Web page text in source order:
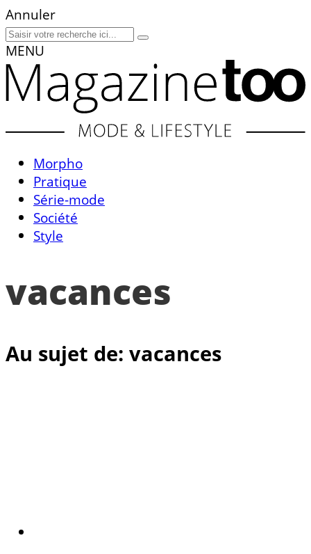
Annuler
MENU
Morpho
Pratique
Série-mode
Société
Style
vacances
Au sujet de: vacances